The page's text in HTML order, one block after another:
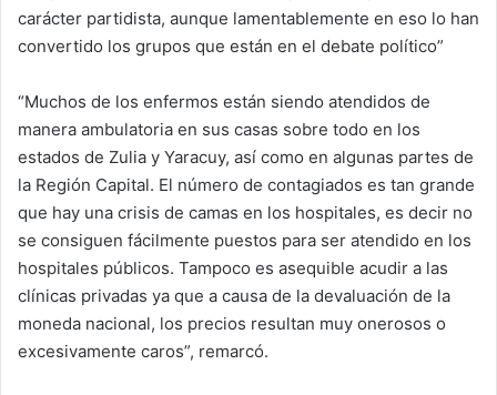
carácter partidista, aunque lamentablemente en eso lo han
convertido los grupos que están en el debate político”
“Muchos de los enfermos están siendo atendidos de
manera ambulatoria en sus casas sobre todo en los
estados de Zulia y Yaracuy, así como en algunas partes de
la Región Capital. El número de contagiados es tan grande
que hay una crisis de camas en los hospitales, es decir no
se consiguen fácilmente puestos para ser atendido en los
hospitales públicos. Tampoco es asequible acudir a las
clínicas privadas ya que a causa de la devaluación de la
moneda nacional, los precios resultan muy onerosos o
excesivamente caros”, remarcó.